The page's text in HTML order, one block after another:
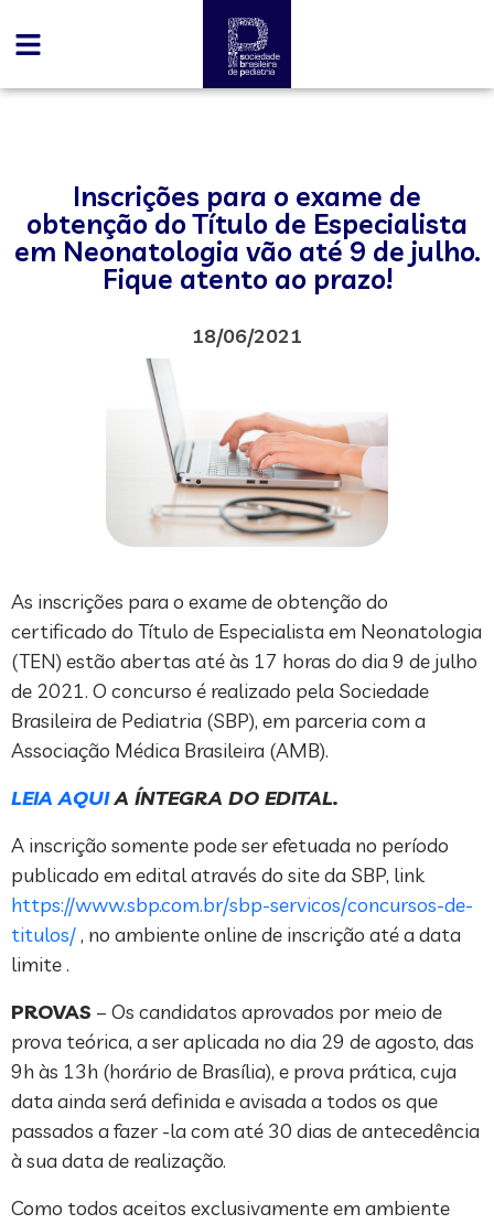
Inscrições para o exame de
obtenção do Título de Especialista
em Neonatologia vão até 9 de julho.
Fique atento ao prazo!
18/06/2021
As inscrições para o exame de obtenção do
certificado do Título de Especialista em Neonatologia
(TEN) estão abertas até às 17 horas do dia 9 de julho
de 2021. O concurso é realizado pela Sociedade
Brasileira de Pediatria (SBP), em parceria com a
Associação Médica Brasileira (AMB).
LEIA AQUIA ÍNTEGRA DO EDITAL.
A inscrição somente pode ser efetuada no período
publicado em edital através do site da SBP, link
https://www.sbp.com.br/sbp-servicos/concursos-de-
titulos/, no ambiente online de inscrição até a data
limite .
PROVAS – Os candidatos aprovados por meio de
prova teórica, a ser aplicada no dia 29 de agosto, das
9h às 13h (horário de Brasília), e prova prática, cuja
data ainda será definida e avisada a todos os que
passados ​​a fazer -la com até 30 dias de antecedência
à sua data de realização.
Como todos aceitos exclusivamente em ambiente